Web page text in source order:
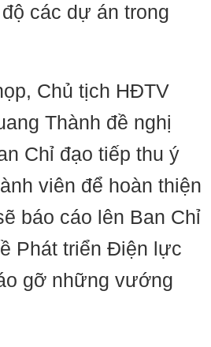
các dự án trong
Chủ tịch HĐTV
Thành đề nghị
Chỉ đạo tiếp thu ý
viên để hoàn thiện
báo cáo lên Ban Chỉ
Phát triển Điện lực
gỡ những vướng